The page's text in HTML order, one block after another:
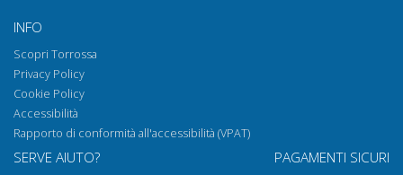
INFO
Scopri Torrossa
Privacy Policy
Cookie Policy
Accessibilità
Rapporto di conformità all'accessibilità (VPAT)
SERVE AIUTO? PAGAMENTI SICURI